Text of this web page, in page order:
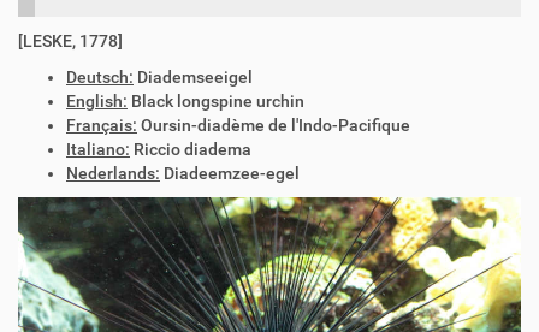
[LESKE, 1778]
Deutsch: Diademseeigel
English: Black longspine urchin
Français: Oursin-diadème de l'Indo-Pacifique
Italiano: Riccio diadema
Nederlands: Diadeemzee-egel